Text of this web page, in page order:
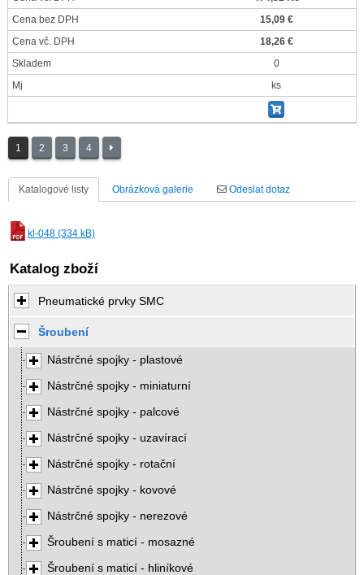
Cena bez DPH
15,09 €
Cena vč. DPH
18,26 €
Skladem
0
Mj
ks
1 2 3 4
Katalogové listy Obrázková galerie Odeslat dotaz
kl-048 (334 kB)
Katalog zboží
Pneumatické prvky SMC
Šroubení
Nástrčné spojky - plastové
Nástrčné spojky - miniaturní
Nástrčné spojky - palcové
Nástrčné spojky - uzavírací
Nástrčné spojky - rotační
Nástrčné spojky - kovové
Nástrčné spojky - nerezové
Šroubení s maticí - mosazné
Šroubení s maticí - hliníkové